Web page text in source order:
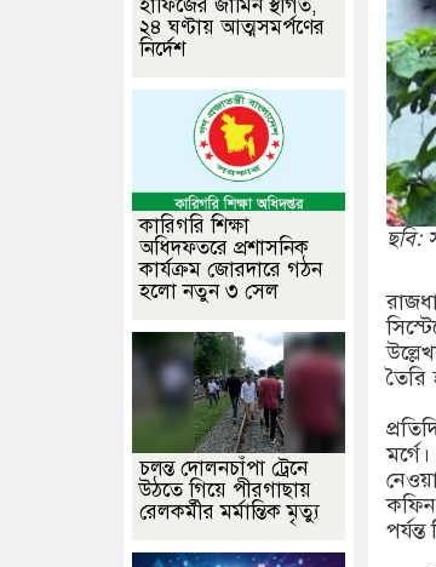
ছবি:
তৈরি
কফিন
হাফিজের জামিন স্থগিত,
২৪ ঘণ্টায় আত্মসমর্পণের
নির্দেশ
কারিগরি শিক্ষা
অধিদফতরে প্রশাসনিক
কার্যক্রম জোরদারে গঠন
হলো নতুন ৩ সেল
চলন্ত দোলনচাঁপা ট্রেনে
উঠতে গিয়ে পীরগাছায়
রেলকর্মীর মর্মান্তিক মৃত্যু